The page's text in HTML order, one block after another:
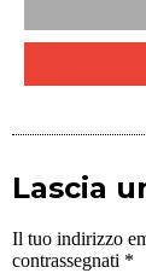
Lascia
Il tuo indirizzo
contrassegnati *